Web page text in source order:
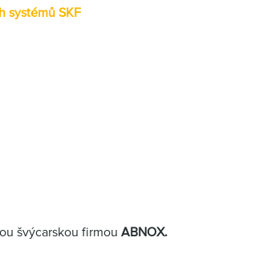
systémů SKF
švýcarskou firmou ABNOX.